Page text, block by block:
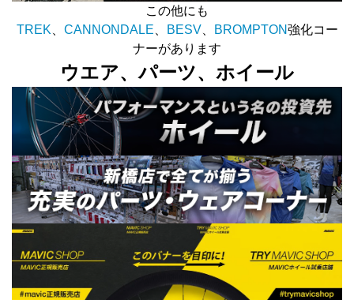
この他にも
TREK
CANNONDALE BESV、 BROMPTON強化コー
ナーがあります
ウエア、パーツ、ホイール